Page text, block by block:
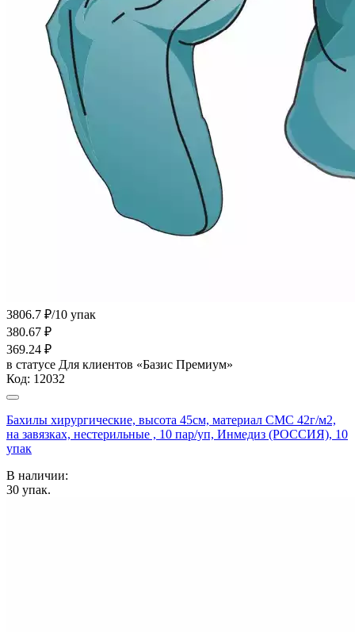
3806.7 ₽/10 упак
380.67 ₽
369.24 ₽
в статусе Для клиентов «Базис Премиум»
Код: 12032
Бахилы хирургические, высота 45см, материал СМС 42г/м2,
на завязках, нестерильные , 10 пар/уп, Инмедиз (РОССИЯ), 10
упак
В наличии:
30 упак.